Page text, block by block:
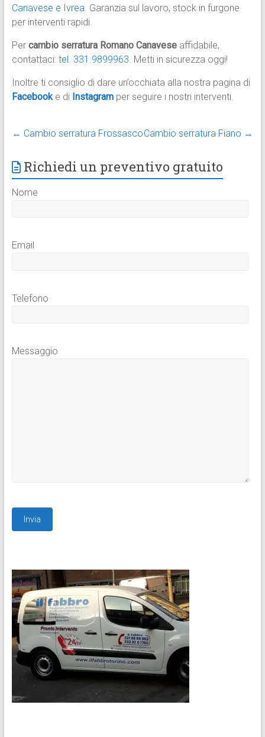
Canavese e Ivrea. Garanzia sul lavoro, stock in furgone
per interventi rapidi.
Per cambio serratura Romano Canaveseaffidabile,
contattaci: tel. 331.9899963. Metti in sicurezza oggi!
Inoltre ti consiglio di dare un’occhiata alla nostra pagina di
Facebook e di Instagram per seguire i nostri interventi.
← Cambio serratura FrossascoCambio serratura Fiano →
Richiedi un preventivo gratuito
Nome
Email
Telefono
Messaggio